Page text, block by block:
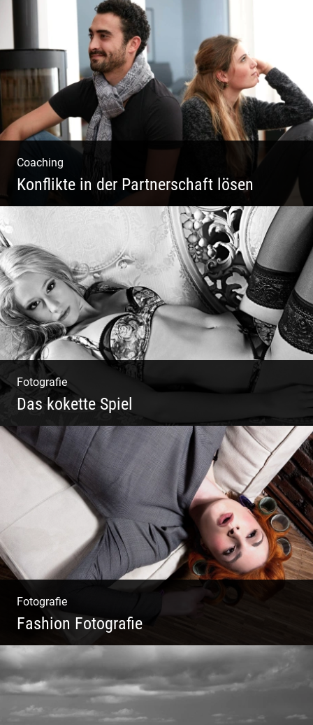
Sekt Perlen | Tiefe Keller | Coole Kerle |
Idyllische Weinberge
Coaching
Konflikte in der Partnerschaft lösen
Paar Coaching – Der Weg in die Leichtigkeit
und Harmonie
Fotografie
Das kokette Spiel
Sinnlich inszeniert, spielerische Poesie
Fotografie
Fashion Fotografie
Mode|Menschen|Magazin